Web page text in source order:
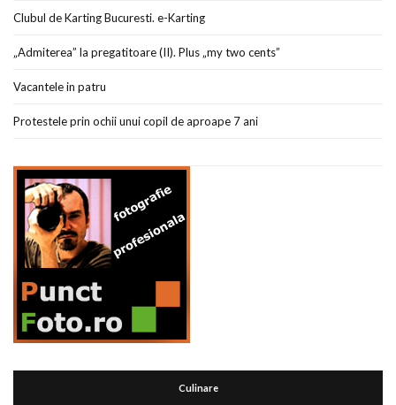
Clubul de Karting Bucuresti. e-Karting
„Admiterea” la pregatitoare (II). Plus „my two cents”
Vacantele in patru
Protestele prin ochii unui copil de aproape 7 ani
Culinare